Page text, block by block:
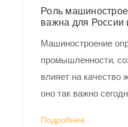
Роль
важна для России
Машиностроение
промышленности,
влияет на качество
оно так важно
Подробнее